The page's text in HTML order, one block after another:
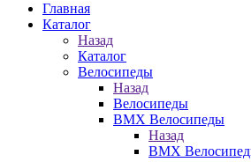
Главная
Каталог
Назад
Каталог
Велосипеды
Назад
Велосипеды
BMX Велосипеды
Назад
BMX